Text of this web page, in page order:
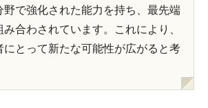
野で強化された能力を持ち、最先端
合わされています。これにより、
にとって新たな可能性が広がると考